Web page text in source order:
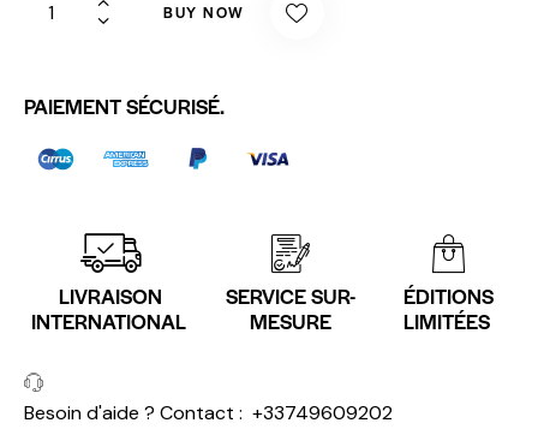
BUY NOW
PAIEMENT SÉCURISÉ.
LIVRAISON
INTERNATIONAL
SERVICE SUR-
MESURE
ÉDITIONS
LIMITÉES
Besoin d'aide ? Contact : +33749609202